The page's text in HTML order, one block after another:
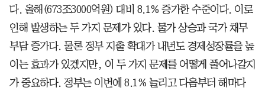
다. 올해(673조3000억원) 대비 8.1% 증가한 수준이다. 이로
인해 발생하는 두 가지 문제가 있다. 물가 상승과 국가 채무
부담 증가다. 물론 정부 지출 확대가 내년도 경제성장률을 높
이는 효과가 있겠지만, 이 두 가지 문제를 어떻게 풀어나갈지
가 중요하다. 정부는 이번에 8.1% 늘리고 다음부터 해마다